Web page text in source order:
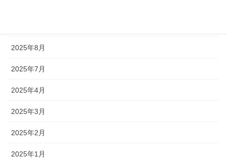
2025年8月
2025年7月
2025年4月
2025年3月
2025年2月
2025年1月